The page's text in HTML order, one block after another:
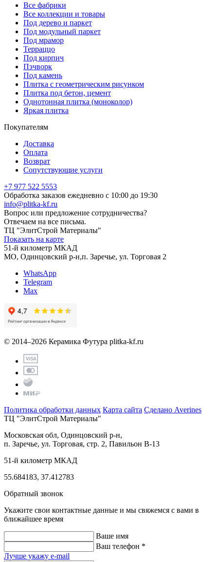
Все фабрики
Все коллекции и товары
Под дерево и паркет
Под модульный паркет
Под мрамор
Терраццо
Под кирпич
Пэчворк
Под камень
Плитка с геометрическим рисунком
Плитка под бетон, цемент
Однотонная плитка (моноколор)
Яркая плитка
Покупателям
Доставка
Оплата
Возврат
Сопутствующие услуги
+7 977 522 5553
Обработка заказов ежедневно с 10:00 до 19:30
info@plitka-kf.ru
Вопрос или предложение сотрудничества?
Отвечаем на все письма.
ТЦ "ЭлитСтрой Материалы"
Показать на карте
51-й километр МКАД
МО, Одинцовский р-н,п. Заречье, ул. Торговая 2
WhatsApp
Telegram
Max
© 2014–2026 Керамика Футура plitka-kf.ru
Политика обработки данных Карта сайта Сделано Averines
ТЦ "ЭлитСтрой Материалы"
Московская обл, Одинцовский р-н,
п. Заречье, ул. Торговая, стр. 2, Павильон В-13
51-й километр МКАД
55.684183, 37.412783
Обратный звонок
Укажите свои контактные данные и мы свяжемся с вами в
ближайшее время
Ваше имя
Ваш телефон *
Лучше укажу e-mail